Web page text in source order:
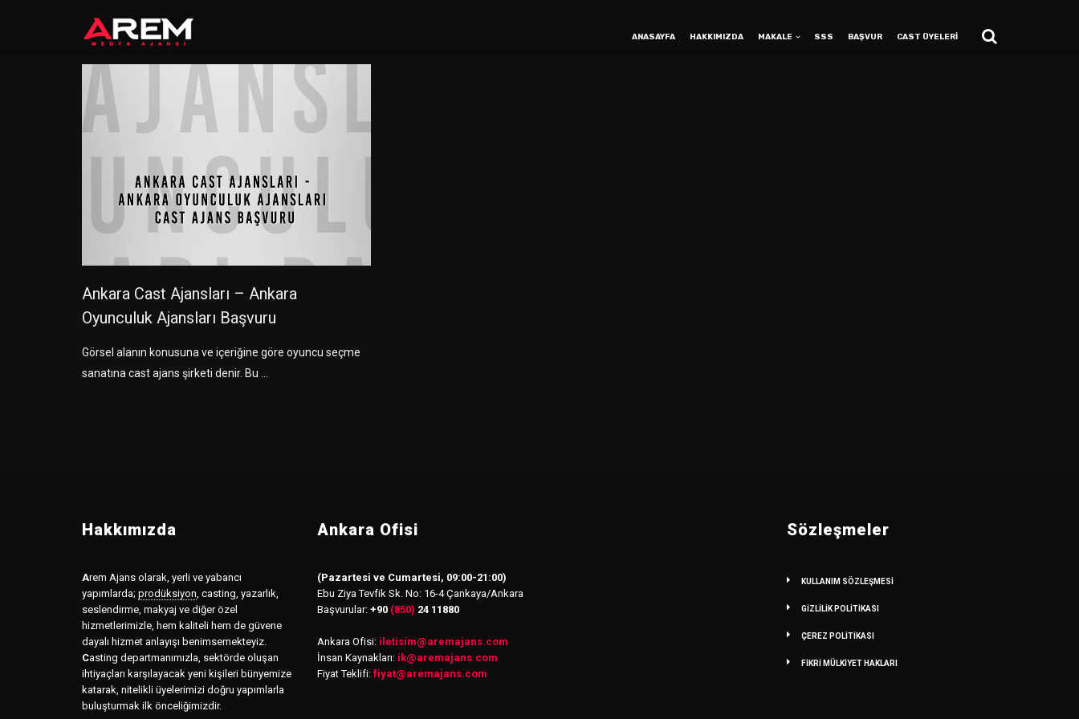
ANASAYFA HAKKIMIZDA MAKALE SSS BAŞVUR CAST ÜYELERİ
Ankara Cast Ajansları – Ankara
Oyunculuk Ajansları Başvuru
Görsel alanın konusuna ve içeriğine göre oyuncu seçme
sanatına cast ajans şirketi denir. Bu ...
Hakkımızda
Arem Ajans olarak, yerli ve yabancı
yapımlarda; prodüksiyon casting, yazarlık,
seslendirme, makyaj ve diğer özel
hizmetlerimizle, hem kaliteli hem de güvene
dayalı hizmet anlayışı benimsemekteyiz.
Casting departmanımızla, sektörde oluşan
ihtiyaçları karşılayacak yeni kişileri bünyemize
katarak, nitelikli üyelerimizi doğru yapımlarla
buluşturmak ilk önceliğimizdir.
Ankara Ofisi
(Pazartesi ve Cumartesi, 09:00-21:00)
Ebu Ziya Tevfik Sk. No: 16-4 Çankaya/Ankara
Başvurular: +90 (850) 24 11880
Ankara Ofisi: iletisim@aremajans.com
İnsan Kaynakları: ik@aremajans.com
Fiyat Teklifi: fiyat@aremajans.com
Sözleşmeler
KULLANIM SÖZLEŞMESİ
GİZLİLİK POLİTİKASI
ÇEREZ POLİTİKASI
FİKRİ MÜLKİYET HAKLARI